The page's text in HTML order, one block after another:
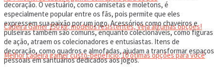
Cadeira Gamer 150 kg: modelos resistentes, Veja algumas opções!
Melhor cadeira gamer custo-benefício: 10 ótimas opções para você
decoração. O vestuário, como camisetas e moletons, é
especialmente popular entre os fãs, pois permite que eles
expressem sua paixão por um jogo. Acessórios como chaveiros e
pulseiras também são comuns, enquanto colecionáveis, como figuras
de ação, atraem os colecionadores e entusiastas. Itens de
decoração, como quadros e almofadas, ajudam a transformar espaços
pessoais em santuários dedicados aos jogos.